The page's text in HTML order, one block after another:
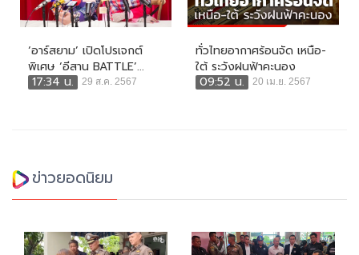
‘อาร์สยาม’ เปิดโปรเจกต์
พิเศษ ‘อีสาน BATTLE’...
17:34 น.
29 ส.ค. 2567
ทั่วไทยอากาศร้อนจัด เหนือ-
ใต้ ระวังฝนฟ้าคะนอง
09:52 น.
20 เม.ย. 2567
ข่าวยอดนิยม